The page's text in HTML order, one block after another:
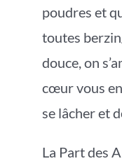
poudres et
toutes
douce, on
cœur vous
se lâcher et
La Part des